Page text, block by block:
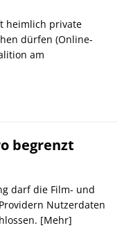
heimlich private
dürfen (Online-
am
begrenzt
darf die Film- und
Nutzerdaten
[Mehr]